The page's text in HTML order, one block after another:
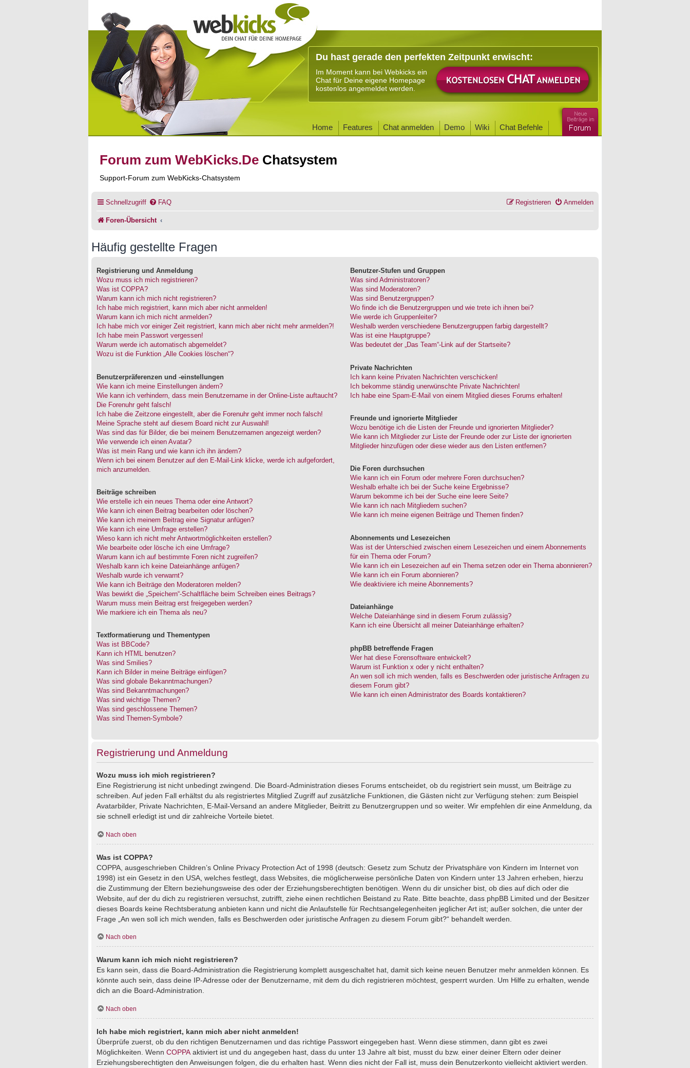
Du hast gerade den perfekten Zeitpunkt erwischt:
Im Moment kann bei Webkicks ein
Chat für Deine eigene Homepage
kostenlos angemeldet werden.
Home Features Chat anmelden Demo Wiki Chat Befehle
Forum zum WebKicks.De Chatsystem
Support-Forum zum WebKicks-Chatsystem
Schnellzugriff FAQ Anmelden
Registrieren
Foren-Übersicht
Häufig gestellte Fragen
Registrierung und Anmeldung
Wozu muss ich mich registrieren?
Was ist COPPA?
Warum kann ich mich nicht registrieren?
Ich habe mich registriert, kann mich aber nicht anmelden!
Warum kann ich mich nicht anmelden?
Ich habe mich vor einiger Zeit registriert, kann mich aber nicht mehr anmelden?!
Ich habe mein Passwort vergessen!
Warum werde ich automatisch abgemeldet?
Wozu ist die Funktion „Alle Cookies löschen“?
Benutzerpräferenzen und -einstellungen
Wie kann ich meine Einstellungen ändern?
Wie kann ich verhindern, dass mein Benutzername in der Online-Liste auftaucht?
Die Forenuhr geht falsch!
Ich habe die Zeitzone eingestellt, aber die Forenuhr geht immer noch falsch!
Meine Sprache steht auf diesem Board nicht zur Auswahl!
Was sind das für Bilder, die bei meinem Benutzernamen angezeigt werden?
Wie verwende ich einen Avatar?
Was ist mein Rang und wie kann ich ihn ändern?
Wenn ich bei einem Benutzer auf den E-Mail-Link klicke, werde ich aufgefordert,
mich anzumelden.
Beiträge schreiben
Wie erstelle ich ein neues Thema oder eine Antwort?
Wie kann ich einen Beitrag bearbeiten oder löschen?
Wie kann ich meinem Beitrag eine Signatur anfügen?
Wie kann ich eine Umfrage erstellen?
Wieso kann ich nicht mehr Antwortmöglichkeiten erstellen?
Wie bearbeite oder lösche ich eine Umfrage?
Warum kann ich auf bestimmte Foren nicht zugreifen?
Weshalb kann ich keine Dateianhänge anfügen?
Weshalb wurde ich verwarnt?
Wie kann ich Beiträge den Moderatoren melden?
Was bewirkt die „Speichern“-Schaltfläche beim Schreiben eines Beitrags?
Warum muss mein Beitrag erst freigegeben werden?
Wie markiere ich ein Thema als neu?
Textformatierung und Thementypen
Was ist BBCode?
Kann ich HTML benutzen?
Was sind Smilies?
Kann ich Bilder in meine Beiträge einfügen?
Was sind globale Bekanntmachungen?
Was sind Bekanntmachungen?
Was sind wichtige Themen?
Was sind geschlossene Themen?
Was sind Themen-Symbole?
Benutzer-Stufen und Gruppen
Was sind Administratoren?
Was sind Moderatoren?
Was sind Benutzergruppen?
Wo finde ich die Benutzergruppen und wie trete ich ihnen bei?
Wie werde ich Gruppenleiter?
Weshalb werden verschiedene Benutzergruppen farbig dargestellt?
Was ist eine Hauptgruppe?
Was bedeutet der „Das Team“-Link auf der Startseite?
Private Nachrichten
Ich kann keine Privaten Nachrichten verschicken!
Ich bekomme ständig unerwünschte Private Nachrichten!
Ich habe eine Spam-E-Mail von einem Mitglied dieses Forums erhalten!
Freunde und ignorierte Mitglieder
Wozu benötige ich die Listen der Freunde und ignorierten Mitglieder?
Wie kann ich Mitglieder zur Liste der Freunde oder zur Liste der ignorierten
Mitglieder hinzufügen oder diese wieder aus den Listen entfernen?
Die Foren durchsuchen
Wie kann ich ein Forum oder mehrere Foren durchsuchen?
Weshalb erhalte ich bei der Suche keine Ergebnisse?
Warum bekomme ich bei der Suche eine leere Seite?
Wie kann ich nach Mitgliedern suchen?
Wie kann ich meine eigenen Beiträge und Themen finden?
Abonnements und Lesezeichen
Was ist der Unterschied zwischen einem Lesezeichen und einem Abonnements
für ein Thema oder Forum?
Wie kann ich ein Lesezeichen auf ein Thema setzen oder ein Thema abonnieren?
Wie kann ich ein Forum abonnieren?
Wie deaktiviere ich meine Abonnements?
Dateianhänge
Welche Dateianhänge sind in diesem Forum zulässig?
Kann ich eine Übersicht all meiner Dateianhänge erhalten?
phpBB betreffende Fragen
Wer hat diese Forensoftware entwickelt?
Warum ist Funktion x oder y nicht enthalten?
An wen soll ich mich wenden, falls es Beschwerden oder juristische Anfragen zu
diesem Forum gibt?
Wie kann ich einen Administrator des Boards kontaktieren?
Registrierung und Anmeldung
Wozu muss ich mich registrieren?
Eine Registrierung ist nicht unbedingt zwingend. Die Board-Administration dieses Forums entscheidet, ob du registriert sein musst, um Beiträge zu
schreiben. Auf jeden Fall erhältst du als registriertes Mitglied Zugriff auf zusätzliche Funktionen, die Gästen nicht zur Verfügung stehen: zum Beispiel
Avatarbilder, Private Nachrichten, E-Mail-Versand an andere Mitglieder, Beitritt zu Benutzergruppen und so weiter. Wir empfehlen dir eine Anmeldung, da
sie schnell erledigt ist und dir zahlreiche Vorteile bietet.
Nach oben
Was ist COPPA?
COPPA, ausgeschrieben Children’s Online Privacy Protection Act of 1998 (deutsch: Gesetz zum Schutz der Privatsphäre von Kindern im Internet von
1998) ist ein Gesetz in den USA, welches festlegt, dass Websites, die möglicherweise persönliche Daten von Kindern unter 13 Jahren erheben, hierzu
die Zustimmung der Eltern beziehungsweise des oder der Erziehungsberechtigten benötigen. Wenn du dir unsicher bist, ob dies auf dich oder die
Website, auf der du dich zu registrieren versuchst, zutrifft, ziehe einen rechtlichen Beistand zu Rate. Bitte beachte, dass phpBB Limited und der Besitzer
dieses Boards keine Rechtsberatung anbieten kann und nicht die Anlaufstelle für Rechtsangelegenheiten jeglicher Art ist; außer solchen, die unter der
Frage „An wen soll ich mich wenden, falls es Beschwerden oder juristische Anfragen zu diesem Forum gibt?“ behandelt werden.
Nach oben
Warum kann ich mich nicht registrieren?
Es kann sein, dass die Board-Administration die Registrierung komplett ausgeschaltet hat, damit sich keine neuen Benutzer mehr anmelden können. Es
könnte auch sein, dass deine IP-Adresse oder der Benutzername, mit dem du dich registrieren möchtest, gesperrt wurden. Um Hilfe zu erhalten, wende
dich an die Board-Administration.
Nach oben
Ich habe mich registriert, kann mich aber nicht anmelden!
Überprüfe zuerst, ob du den richtigen Benutzernamen und das richtige Passwort eingegeben hast. Wenn diese stimmen, dann gibt es zwei
Möglichkeiten. Wenn COPPA aktiviert ist und du angegeben hast, dass du unter 13 Jahre alt bist, musst du bzw. einer deiner Eltern oder deiner
Erziehungsberechtigten den Anweisungen folgen, die du erhalten hast. Wenn dies nicht der Fall ist, muss dein Benutzerkonto vielleicht aktiviert werden.